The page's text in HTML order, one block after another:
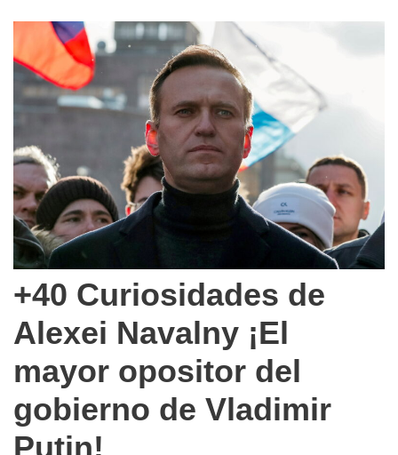
+40 Curiosidades de
Alexei Navalny ¡El
mayor opositor del
gobierno de Vladimir